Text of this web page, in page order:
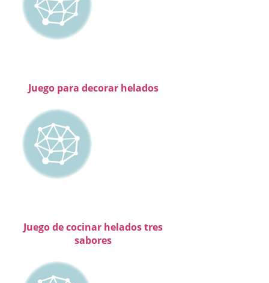
Juego para decorar helados
Juego de cocinar helados tres
sabores